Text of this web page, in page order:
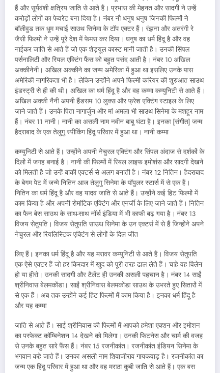
हैं और सूर्यवंशी क्षत्रिय जाति से आते हैं। प्रभास की मेहनत और सादगी ने उन्हें
करोड़ों लोगों का फेवरेट बना दिया है। नंबर नौ धनुष धनुष जिनकी फिल्मों ने
बॉलीवुड तक धूम मचाई साउथ सिनेमा के टॉप एक्टर हैं। रंझना और अतरंगी रे
जैसी फिल्मों ने उन्हें पूरे देश में फेमस कर दिया। धनुष का धर्म हिंदू है और वह
नाईकर जाति से आते हैं जो एक शेड्यूल कास्ट मानी जाती है। उनकी सिंपल
पर्सनालिटी और रियल एक्टिंग फैंस को बहुत पसंद आती है। नंबर 10 अखिल
अक्कीनेनी। अखिल अक्कीने का जन्म अमेरिका में हुआ था इसलिए उनके पास
अमेरिकी नागरिकता भी है। लेकिन उन्होंने अपने फिल्मी करियर की शुरुआत साउथ
इंडस्ट्री से ही की थी। अखिल का धर्म हिंदू है और वह कम्मा कम्युनिटी से आते हैं।
अखिल अक्की नैनी अपनी हैंडसम 10 लुक्स और फ्रेश एक्टिंग स्टाइल के लिए
जाने जाते हैं। उनके पिता नागार्जुन और मां अमला भी साउथ सिनेमा के मशहूर नाम
हैं। नंबर 11 नानी। नानी का असली नाम नवीन बाबू घंटा है। इनका [संगीत] जन्म
हैदराबाद के एक तेलुगु स्पीकिंग हिंदू परिवार में हुआ था। नानी कम्मा
कम्युनिटी से आते हैं। उन्होंने अपनी नेचुरल एक्टिंग और सिंपल अंदाज से दर्शकों के
दिलों में जगह बनाई है। नानी की फिल्मों में रियल लाइफ इमोशंस और सादगी देखने
को मिलती है जो उन्हें बाकी एक्टर्स से अलग बनाती है। नंबर 12 नितिन। हैदराबाद
के बेगम पेट में जन्मे नितिन आज तेलुगु सिनेमा के पॉपुलर स्टार्स में से एक हैं।
नितिन का धर्म हिंदू है और वह यादव जाति से आते हैं। उन्होंने कई हिट फिल्मों में
काम किया है और अपनी रोमांटिक एक्टिंग और एनर्जी के लिए जाने जाते हैं। नितिन
का फैन बेस साउथ के साथ-साथ नॉर्थ इंडिया में भी काफी बढ़ गया है। नंबर 13
विजय सेतुपति। विजय सेतुपति साउथ सिनेमा के उन एक्टर्स में से हैं जिन्होंने अपने
नेचुरल और रियलिस्टिक एक्टिंग से लोगों के दिल जीत
लिए हैं। इनका धर्म हिंदू है और यह मरावर कम्युनिटी से आते हैं। विजय सेतुपति
एक ऐसे एक्टर हैं जो हर किरदार में खुद को पूरी तरह ढाल लेते हैं। चाहे वह विलेन
हो या हीरो। उनकी सादगी और टैलेंट ही उनकी असली पहचान है। नंबर 14 साईं
श्रीनिवास बेलमकोंडा। साईं श्रीनिवास बेलमकोंडा साउथ के उभरते हुए सितारों में
से एक हैं। अब तक उन्होंने कई हिट फिल्मों में काम किया है। इनका धर्म हिंदू है
और यह कम्मा
जाति से आते हैं। साईं श्रीनिवास की फिल्मों में आपको हमेशा एक्शन और इमोशन
का परफेक्ट कॉम्बिनेशन 14 देखने को मिलेगा। उनकी फिटनेस और चार्म की वजह
से उनके बहुत सारे फैंस हैं। नंबर 15 रजनीकांत। रजनीकांत इंडियन सिनेमा के
भगवान कहे जाते हैं। उनका असली नाम शिवाजीराव गायकवाड़ है। रजनीकांत का
जन्म एक हिंदू परिवार में हुआ था और वह मराठा कुबी जाति से आते हैं। एक बस